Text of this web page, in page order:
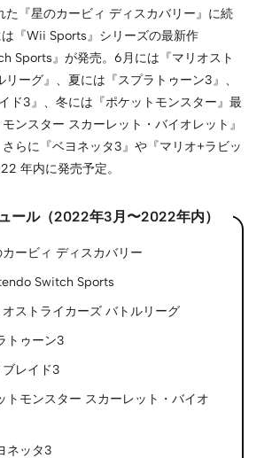
た『星のカービィ ディスカバリー』に続
『Wii Sports』シリーズの最新作
Sports』が発売。6月には『マリオスト
ーグ』、夏には『スプラトゥーン3』、
ド3』、冬には『ポケットモンスター』最
ンスター スカーレット・バイオレット』
らに『ベヨネッタ3』や『マリオ+ラビッ
年内に発売予定。
ール（2022年3月〜2022年内）
ービィ ディスカバリー
Switch Sports
ストライカーズ バトルリーグ
トゥーン3
レイド3
トモンスター スカーレット・バイオ
ネッタ3